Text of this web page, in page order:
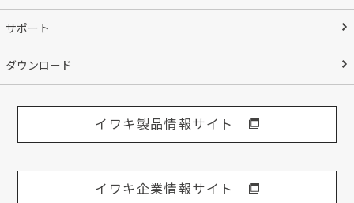
サポート
ダウンロード
イワキ製品情報サイト
イワキ企業情報サイト